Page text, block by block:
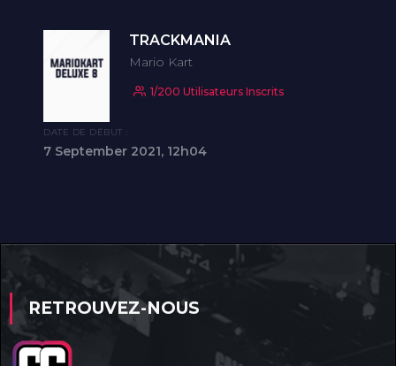
TRACKMANIA
Mario Kart
1/200 Utilisateurs Inscrits
DATE DE DÉBUT :
7 September 2021, 12h04
RETROUVEZ-NOUS